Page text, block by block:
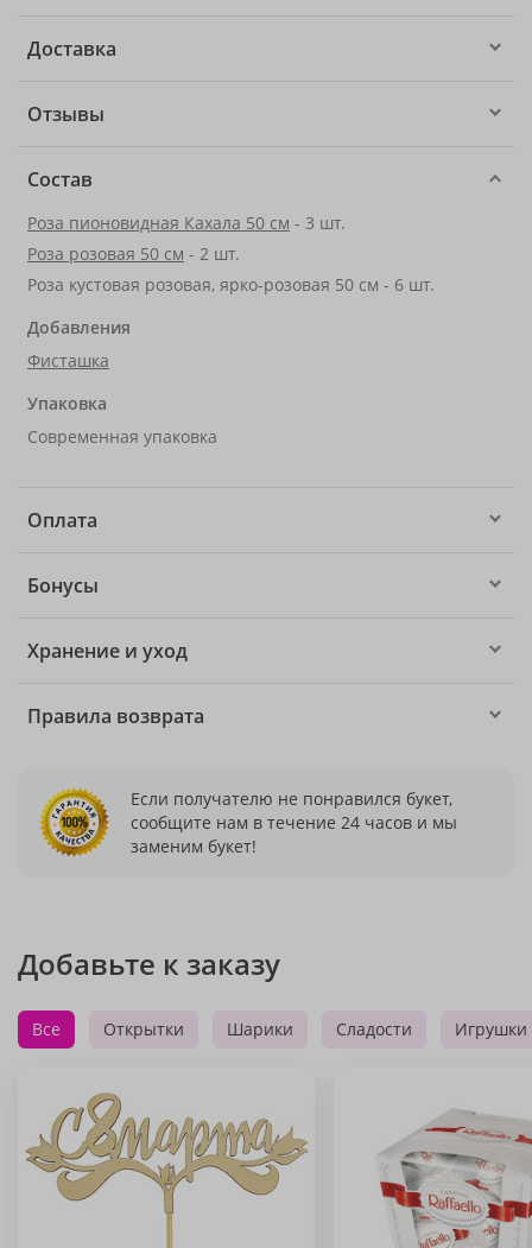
Доставка
Отзывы
Состав
Роза пионовидная Кахала 50 см - 3 шт.
Роза розовая 50 см - 2 шт.
Роза кустовая розовая, ярко-розовая 50 см - 6 шт.
Добавления
Фисташка
Упаковка
Современная упаковка
Оплата
Бонусы
Хранение и уход
Правила возврата
Если получателю не понравился букет,
сообщите нам в течение 24 часов и мы
заменим букет!
Добавьте к заказу
Все Открытки Шарики Сладости Игрушки